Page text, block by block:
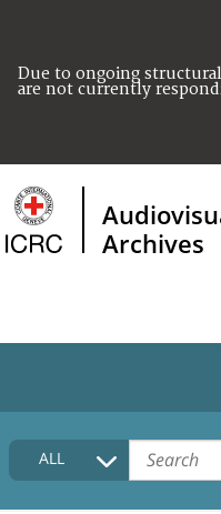
Due to ongoing
are not currently
Archives
HOME
COLLECTIONS DESCRIPTION
ALL